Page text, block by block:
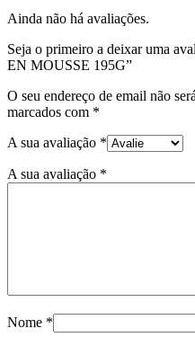
195G
Ainda não há avaliações.
Seja o primeiro a deixar uma
EN MOUSSE 195G”
O seu endereço de email não
marcados com *
A sua avaliação *
A sua avaliação *
Nome *